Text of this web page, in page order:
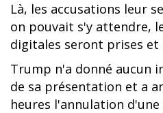
Là, les accusations leur
on pouvait s'y attendre,
digitales seront prises
Trump n'a donné aucun
de sa présentation et a
heures l'annulation